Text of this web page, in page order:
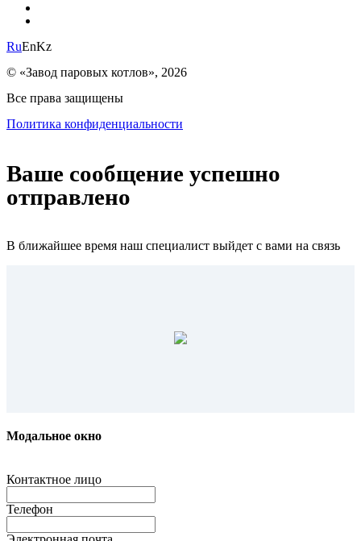
RuEnKz
© «Завод паровых котлов», 2026
Все права защищены
Политика конфиденциальности
Ваше сообщение успешно
отправлено
В ближайшее время наш специалист выйдет с вами на связь
Модальное окно
Контактное лицо
Телефон